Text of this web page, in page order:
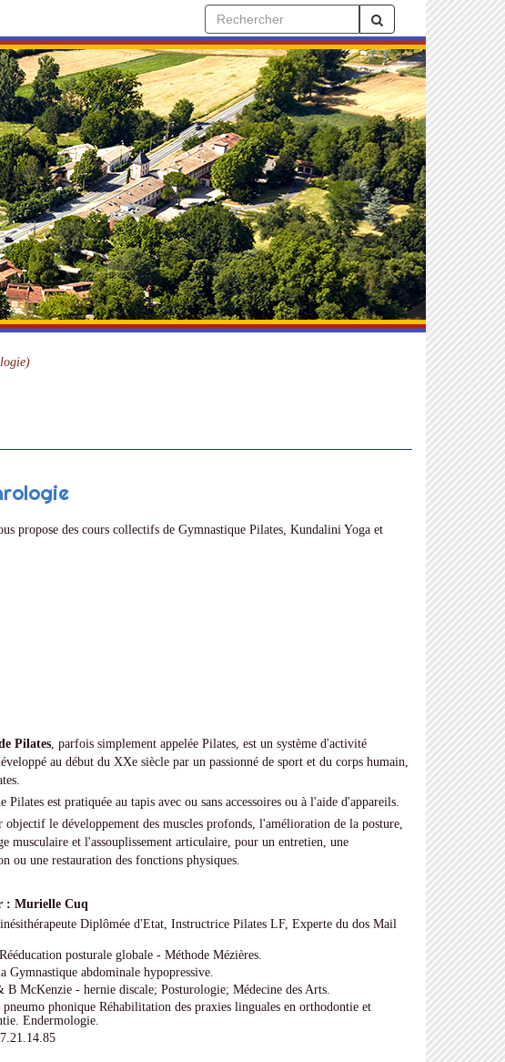
propose des cours collectifs de Gymnastique Pilates, Kundalini Yoga et
Pilates, parfois simplement appelée Pilates, est un système d'activité
au début du XXe siècle par un passionné de sport et du corps humain,
Pilates est pratiquée au tapis avec ou sans accessoires ou à l'aide d'appareils.
objectif le développement des muscles profonds, l'amélioration de la posture,
musculaire et l'assouplissement articulaire, pour un entretien, une
ou une restauration des fonctions physiques.
: Murielle Cuq
Diplômée d'Etat, Instructrice Pilates LF, Experte du dos Mail
posturale globale - Méthode Mézières.
Gymnastique abdominale hypopressive.
B McKenzie - hernie discale; Posturologie; Médecine des Arts.
pneumo phonique Réhabilitation des praxies linguales en orthodontie et
Endermologie.